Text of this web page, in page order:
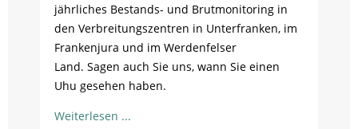
jährliches Bestands- und Brutmonitoring in
den Verbreitungszentren in Unterfranken, im
Frankenjura und im Werdenfelser
Land. Sagen auch Sie uns, wann Sie einen
Uhu gesehen haben.
Weiterlesen